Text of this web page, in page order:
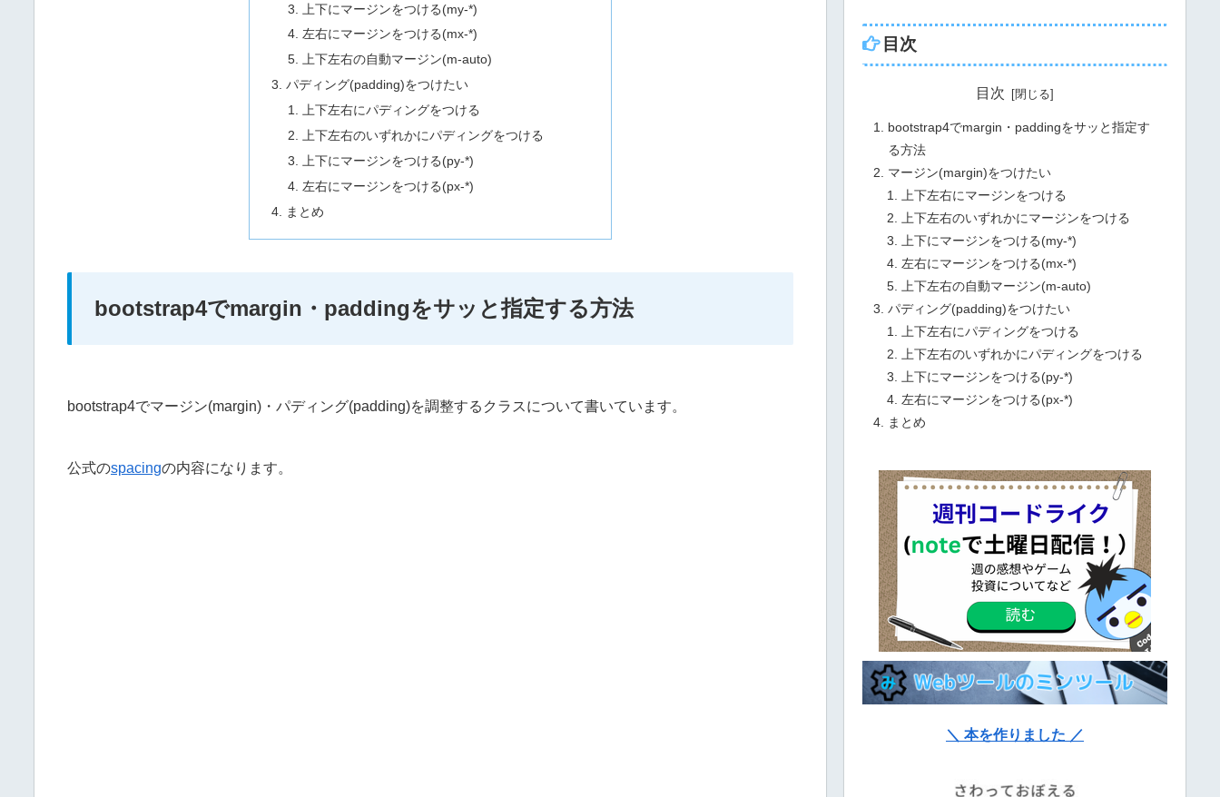
上下にマージンをつける(my-*)
左右にマージンをつける(mx-*)
上下左右の自動マージン(m-auto)
パディング(padding)をつけたい
上下左右にパディングをつける
上下左右のいずれかにパディングをつける
上下にマージンをつける(py-*)
左右にマージンをつける(px-*)
まとめ
bootstrap4でmargin・paddingをサッと指定する方法
bootstrap4でマージン(margin)・パディング(padding)を調整するクラスについて書いています。
公式のspacingの内容になります。
目次
目次
bootstrap4でmargin・paddingをサッと指定す
る方法
マージン(margin)をつけたい
上下左右にマージンをつける
上下左右のいずれかにマージンをつける
上下にマージンをつける(my-*)
左右にマージンをつける(mx-*)
上下左右の自動マージン(m-auto)
パディング(padding)をつけたい
上下左右にパディングをつける
上下左右のいずれかにパディングをつける
上下にマージンをつける(py-*)
左右にマージンをつける(px-*)
まとめ
＼ 本を作りました ／